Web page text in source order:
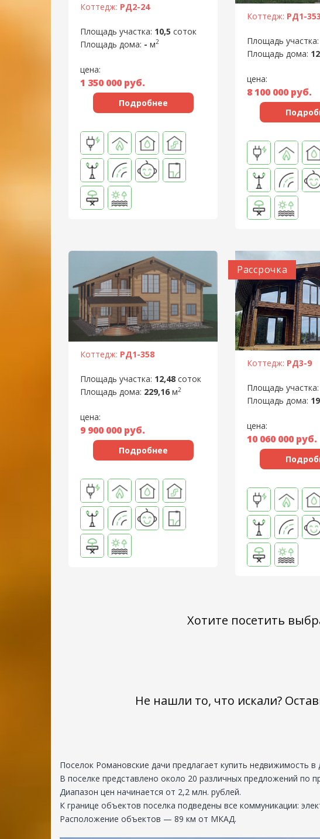
Коттедж: РД2-24
Площадь участка: 10,5 соток
Площадь дома: - м2
цена:
1 350 000 руб.
Подробнее
Коттедж: РД1-353
Площадь участка:
Площадь дома:
цена:
8 100 000 руб.
Коттедж: РД1-358
Площадь участка: 12,48 соток
Площадь дома: 229,16 м2
цена:
9 900 000 руб.
Подробнее
Рассрочка
Коттедж: РД3-9
Площадь участка:
Площадь дома:
цена:
10 060 000 руб.
ДНП
«Романовские
дачи»
301002
Россия,
Хотите посетить
Не нашли то, что искали?
Поселок Романовские дачи предлагает купить недвижимость
В поселке представлено около 20 различных предложений по
Диапазон цен начинается от 2,2 млн. рублей.
К границе объектов поселка подведены все коммуникации:
Расположение объектов — 89 км от МКАД.